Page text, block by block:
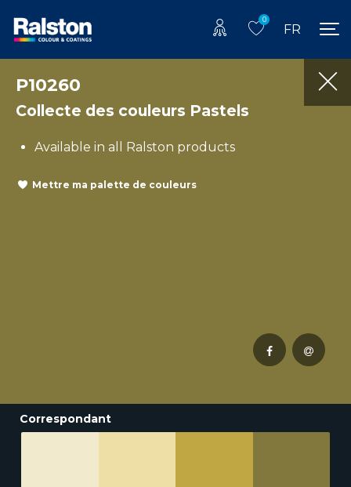
0
FR
P10260
Collecte des couleurs Pastels
Available in all Ralston products
Mettre ma palette de couleurs
Correspondant